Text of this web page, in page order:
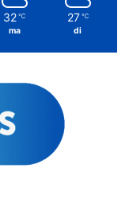
32 ℃
ma
27 ℃
di